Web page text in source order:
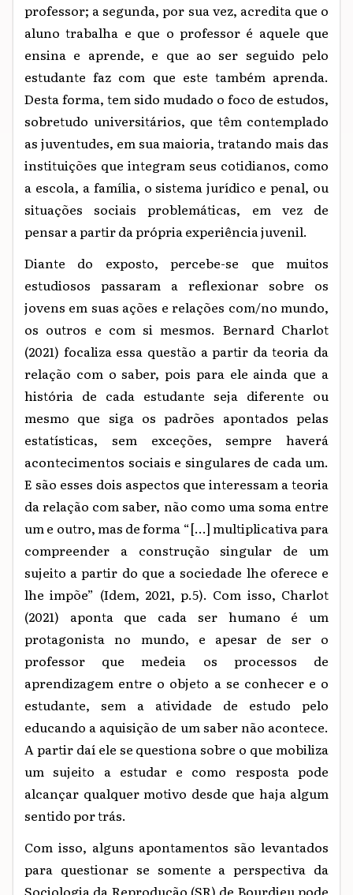
professor; a segunda, por sua vez, acredita que o
aluno trabalha e que o professor é aquele que
ensina e aprende, e que ao ser seguido pelo
estudante faz com que este também aprenda.
Desta forma, tem sido mudado o foco de estudos,
sobretudo universitários, que têm contemplado
as juventudes, em sua maioria, tratando mais das
instituições que integram seus cotidianos, como
a escola, a família, o sistema jurídico e penal, ou
situações sociais problemáticas, em vez de
pensar a partir da própria experiência juvenil.
Diante do exposto, percebe-se que muitos
estudiosos passaram a reflexionar sobre os
jovens em suas ações e relações com/no mundo,
os outros e com si mesmos. Bernard Charlot
(2021) focaliza essa questão a partir da teoria da
relação com o saber, pois para ele ainda que a
história de cada estudante seja diferente ou
mesmo que siga os padrões apontados pelas
estatísticas, sem exceções, sempre haverá
acontecimentos sociais e singulares de cada um.
E são esses dois aspectos que interessam a teoria
da relação com saber, não como uma soma entre
um e outro, mas de forma “[...] multiplicativa para
compreender a construção singular de um
sujeito a partir do que a sociedade lhe oferece e
lhe impõe” (Idem, 2021, p.5). Com isso, Charlot
(2021) aponta que cada ser humano é um
protagonista no mundo, e apesar de ser o
professor que medeia os processos de
aprendizagem entre o objeto a se conhecer e o
estudante, sem a atividade de estudo pelo
educando a aquisição de um saber não acontece.
A partir daí ele se questiona sobre o que mobiliza
um sujeito a estudar e como resposta pode
alcançar qualquer motivo desde que haja algum
sentido por trás.
Com isso, alguns apontamentos são levantados
para questionar se somente a perspectiva da
Sociologia da Reprodução (SR) de Bourdieu pode